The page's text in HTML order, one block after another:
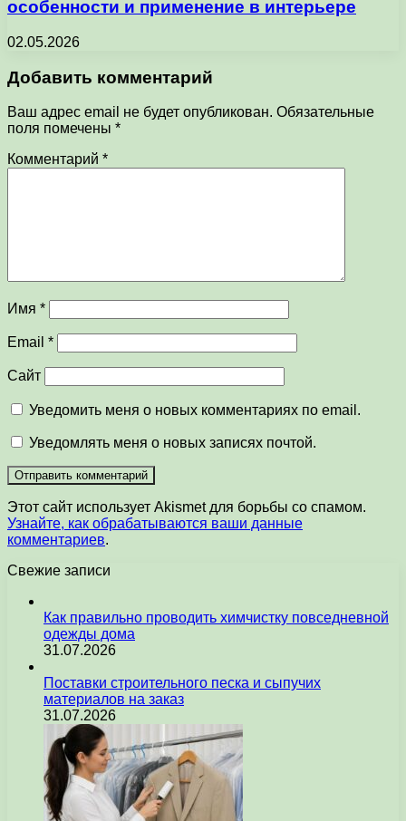
особенности и применение в интерьере
02.05.2026
Добавить комментарий
Ваш адрес email не будет опубликован. Обязательные
поля помечены *
Комментарий *
Имя *
Email *
Сайт
Уведомить меня о новых комментариях по email.
Уведомлять меня о новых записях почтой.
Этот сайт использует Akismet для борьбы со спамом.
Узнайте, как обрабатываются ваши данные
комментариев.
Свежие записи
Как правильно проводить химчистку повседневной
одежды дома
31.07.2026
Поставки строительного песка и сыпучих
материалов на заказ
31.07.2026